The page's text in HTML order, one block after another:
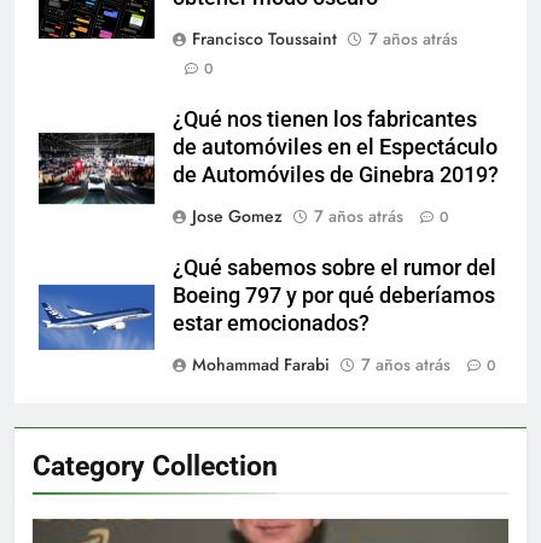
Francisco Toussaint
7 años atrás
0
¿Qué nos tienen los fabricantes
de automóviles en el Espectáculo
de Automóviles de Ginebra 2019?
Jose Gomez
7 años atrás 0
¿Qué sabemos sobre el rumor del
Boeing 797 y por qué deberíamos
estar emocionados?
Mohammad Farabi
7 años atrás 0
Category Collection